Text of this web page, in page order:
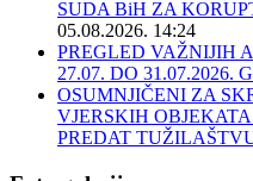
SUDA BiH ZA
05.08.2026. 14:24
PREGLED VAŽNIJIH
27.07. DO 31.07.2026.
OSUMNJIČENI ZA
VJERSKIH
PREDAT